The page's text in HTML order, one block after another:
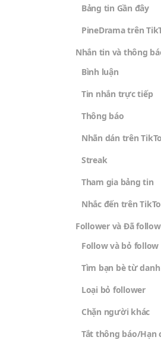
Bảng tin Gần đây
PineDrama trên
Nhắn tin và thông
Bình luận
Tin nhắn trực tiếp
Thông báo
Nhãn dán trên
Streak
Tham gia bảng tin
Nhắc đến trên
Follower và Đã follow
Follow và bỏ follow
Tìm bạn bè từ
Loại bỏ follower
Chặn người khác
Tắt thông báo/Hạn